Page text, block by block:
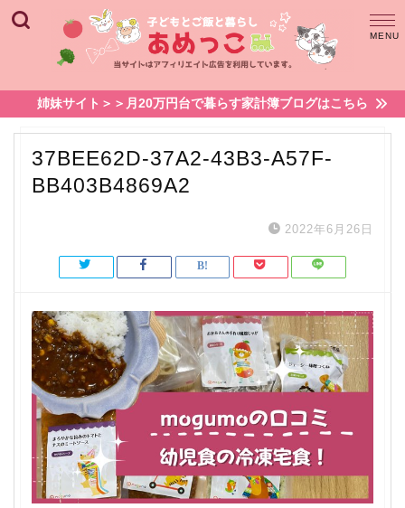
姉妹サイト＞＞月20万円台で暮らす家計簿ブログはこちら
37BEE62D-37A2-43B3-A57F-
BB403B4869A2
2022年6月26日